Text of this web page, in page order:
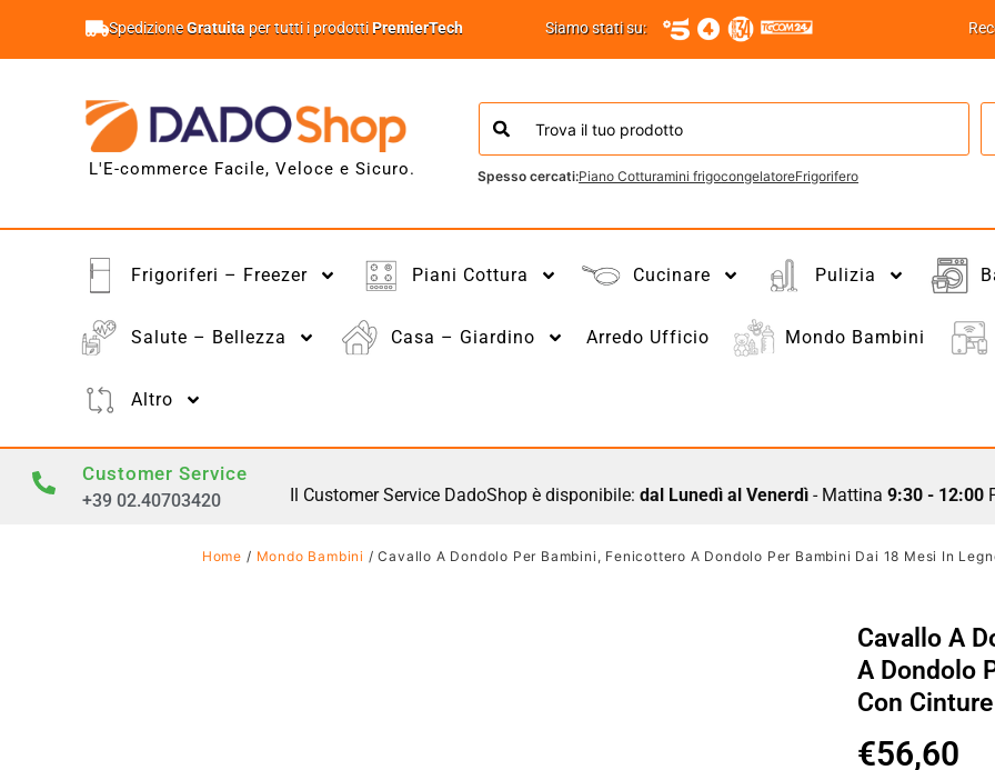
SpedizioneGratuita per tutti i prodottiPremierTech Siamo stati su:
L'E-commerce Facile, Veloce e Sicuro. Spesso cercati:Piano Cotturamini frigocongelatoreFrigorifero
Frigoriferi – Freezer Piani Cottura Cucinare Pulizia
Salute – Bellezza Casa – Giardino Arredo Ufficio Mondo Bambini
Altro
Customer Service
+39 02.40703420 Il Customer Service DadoShop è disponibile: dal Lunedì al Venerdì- Mattina 9:30 - 12:00
Home / Mondo Bambini / Cavallo A Dondolo Per Bambini, Fenicottero A Dondolo Per Bambini Dai 18 Mesi In
Cavallo A
A Dondolo
Con
€56,60